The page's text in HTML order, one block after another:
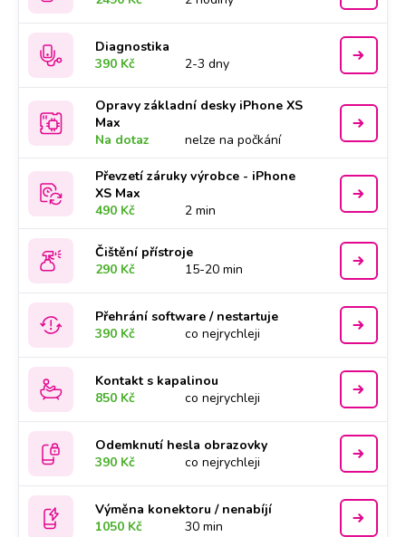
Diagnostika
390 Kč
2-3 dny
Opravy základní desky iPhone XS
Max
Na dotaz
nelze na počkání
Převzetí záruky výrobce - iPhone
XS Max
490 Kč
2 min
Čištění přístroje
290 Kč
15-20 min
Přehrání software / nestartuje
390 Kč
co nejrychleji
Kontakt s kapalinou
850 Kč
co nejrychleji
Odemknutí hesla obrazovky
390 Kč
co nejrychleji
Výměna konektoru / nenabíjí
1050 Kč
30 min